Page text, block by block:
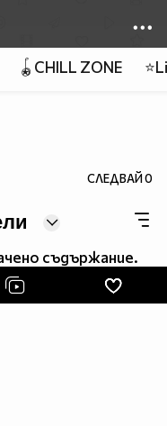
🪀CHILL ZONE
СЛЕДВАЙ0
съдържание.